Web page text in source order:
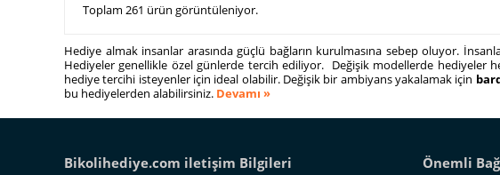
Toplam 261 ürün görüntüleniyor.
Hediye almak insanlar arasında güçlü bağların kurulmasına sebep oluyor.
Hediyeler genellikle özel günlerde tercih ediliyor. Değişik modellerde hediyeler
hediye tercihi isteyenler için ideal olabilir. Değişik bir ambiyans yakalamak için
bu hediyelerden alabilirsiniz. Devamı »
Bikolihediye.com iletişim Bilgileri Önemli